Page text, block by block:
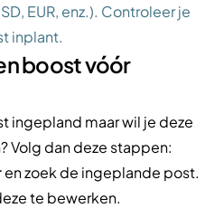
EUR, enz.). Controleer je
inplant.
boost vóór
ingepland maar wil je deze
Volg dan deze stappen:
en zoek de ingeplande post.
te bewerken.